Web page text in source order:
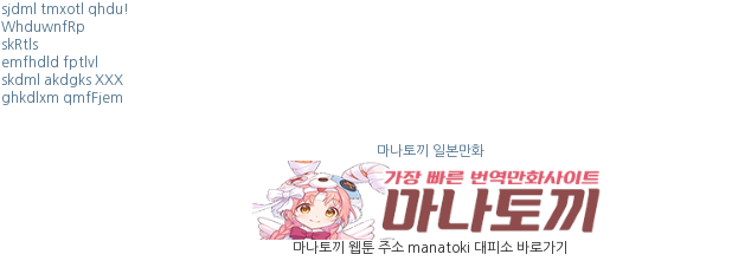
sjdml tmxotl qhdu!
WhduwnfRp
skRtls
emfhdld fptlvl
skdml akdgks XXX
ghkdlxm qmfFjem
마나토끼 일본만화
마나토끼 웹툰 주소 manatoki 대피소 바로가기